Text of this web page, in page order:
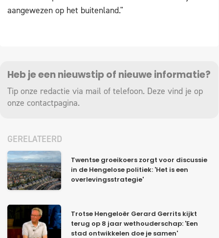
aangewezen op het buitenland."
Heb je een nieuwstip of nieuwe informatie?
Tip onze redactie via mail of telefoon. Deze vind je op
onze contactpagina.
GERELATEERD
Twentse groeikoers zorgt voor discussie
in de Hengelose politiek: 'Het is een
overlevingsstrategie'
Trotse Hengeloër Gerard Gerrits kijkt
terug op 8 jaar wethouderschap: 'Een
stad ontwikkelen doe je samen'